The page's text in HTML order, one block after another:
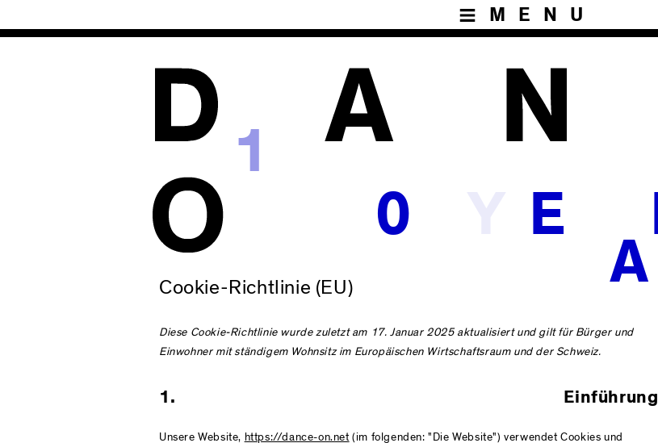
MENU
1
0
E
A
Cookie-Richtlinie (EU)
Diese Cookie-Richtlinie wurde zuletzt am 17. Januar 2025 aktualisiert und gilt für Bürger und
Einwohner mit ständigem Wohnsitz im Europäischen Wirtschaftsraum und der Schweiz.
1. Einführung
Unsere Website, https://dance-on.net (im folgenden: "Die Website") verwendet Cookies und